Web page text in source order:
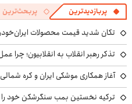
پربازدیدترین پربحث‌ترین
تکان شدید قیمت محصولات ایران‌خودرو و سایپا
تذکر رهبر انقلاب به انقلابیون؛ چرا
آغاز همکاری موشکی ایران و کره
ترکیه نخستین بمب سنگرشکن خود را